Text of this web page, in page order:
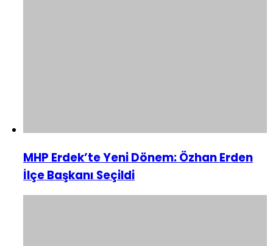
MHP Erdek’te Yeni Dönem: Özhan Erden
İlçe Başkanı Seçildi